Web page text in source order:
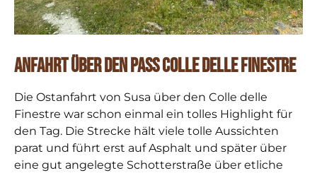
Anfahrt über den Pass Colle delle Finestre
Die Ostanfahrt von Susa über den Colle delle
Finestre war schon einmal ein tolles Highlight für
den Tag. Die Strecke hält viele tolle Aussichten
parat und führt erst auf Asphalt und später über
eine gut angelegte Schotterstraße über etliche